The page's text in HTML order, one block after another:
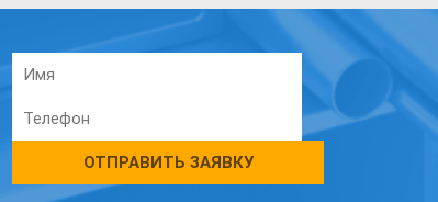
ОТПРАВИТЬ ЗАЯВКУ